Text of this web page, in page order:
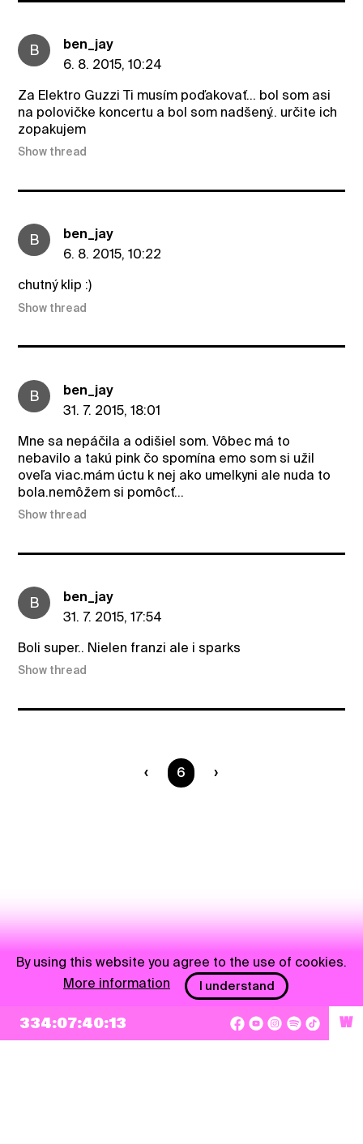
B
ben_jay
6. 8. 2015, 10:24
Za Elektro Guzzi Ti musím poďakovať... bol som asi
na polovičke koncertu a bol som nadšený.. určite ich
zopakujem
Show thread
B
ben_jay
6. 8. 2015, 10:22
chutný klip :)
Show thread
B
ben_jay
31. 7. 2015, 18:01
Mne sa nepáčila a odišiel som. Vôbec má to
nebavilo a takú pink čo spomína emo som si užil
oveľa viac.mám úctu k nej ako umelkyni ale nuda to
bola.nemôžem si pomôcť...
Show thread
B
ben_jay
31. 7. 2015, 17:54
Boli super.. Nielen franzi ale i sparks
Show thread
You are on page
6
334:07:40:12 W
By using this website you agree to the use of cookies.
More information
I understand